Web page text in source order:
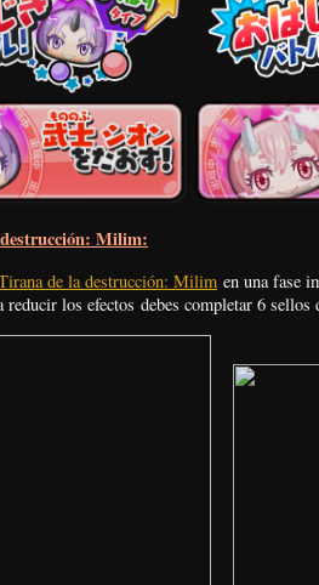
Milim:
de la destrucción: Milim en una fase
reducir los efectos debes completar 6